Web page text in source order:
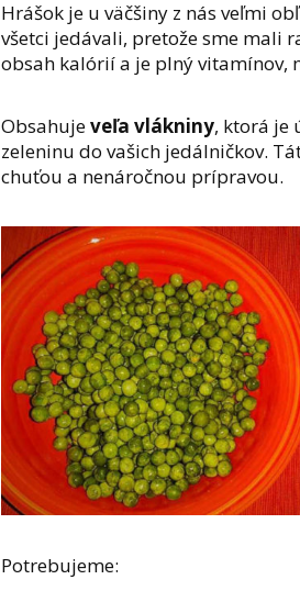
Hrášok je u väčšiny z nás veľmi
všetci jedávali, pretože sme mali
obsah kalórií a je plný vitamínov,
Obsahujeveľa vlákniny, ktorá je
zeleninu do vašich jedálničkov.
chuťou a nenáročnou prípravou.
Potrebujeme: